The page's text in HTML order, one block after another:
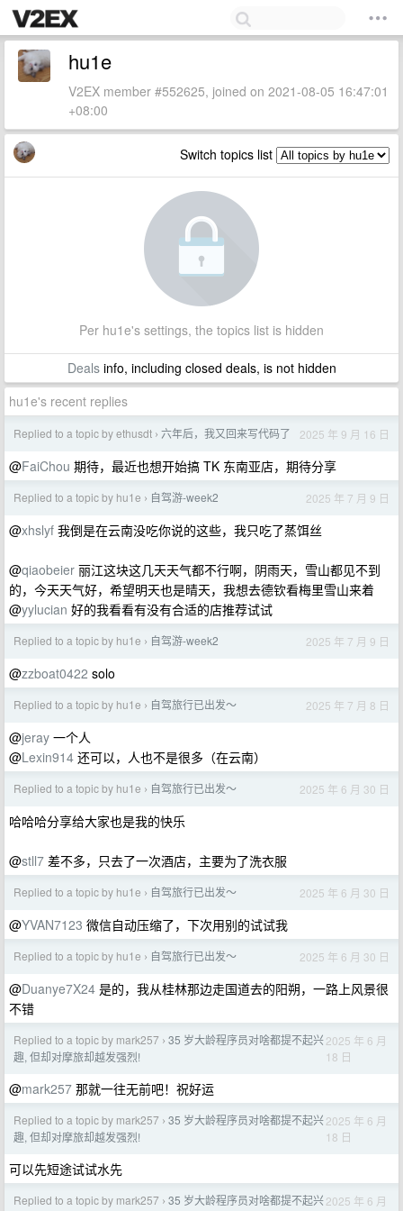
hu1e
V2EX member #552625, joined on 2021-08-05 16:47:01
+08:00
Switch topics list
Per hu1e's settings, the topics list is hidden
Dealsinfo, including closed deals, is not hidden
hu1e's recent replies
Replied to a topic by ethusdt › 六年后，我又回来写代码了 2025 年 9 月 16 日
@FaiChou 期待，最近也想开始搞 TK 东南亚店，期待分享
Replied to a topic by hu1e › 自驾游-week2 2025 年 7 月 9 日
@xhslyf 我倒是在云南没吃你说的这些，我只吃了蒸饵丝
@qiaobeier 丽江这块这几天天气都不行啊，阴雨天，雪山都见不到
的，今天天气好，希望明天也是晴天，我想去德钦看梅里雪山来着
@yylucian 好的我看看有没有合适的店推荐试试
Replied to a topic by hu1e › 自驾游-week2 2025 年 7 月 9 日
@zzboat0422 solo
Replied to a topic by hu1e › 自驾旅行已出发～ 2025 年 7 月 8 日
@jeray 一个人
@Lexin914 还可以，人也不是很多（在云南）
Replied to a topic by hu1e › 自驾旅行已出发～ 2025 年 6 月 30 日
哈哈哈分享给大家也是我的快乐
@stll7 差不多，只去了一次酒店，主要为了洗衣服
Replied to a topic by hu1e › 自驾旅行已出发～ 2025 年 6 月 30 日
@YVAN7123 微信自动压缩了，下次用别的试试我
Replied to a topic by hu1e › 自驾旅行已出发～ 2025 年 6 月 30 日
@Duanye7X24 是的，我从桂林那边走国道去的阳朔，一路上风景很
不错
Replied to a topic by mark257 › 35 岁大龄程序员对啥都提不起兴
趣, 但却对摩旅却越发强烈!
2025 年 6 月
18 日
@mark257 那就一往无前吧！祝好运
Replied to a topic by mark257 › 35 岁大龄程序员对啥都提不起兴
趣, 但却对摩旅却越发强烈!
2025 年 6 月
18 日
可以先短途试试水先
Replied to a topic by mark257 › 35 岁大龄程序员对啥都提不起兴2025 年 6 月